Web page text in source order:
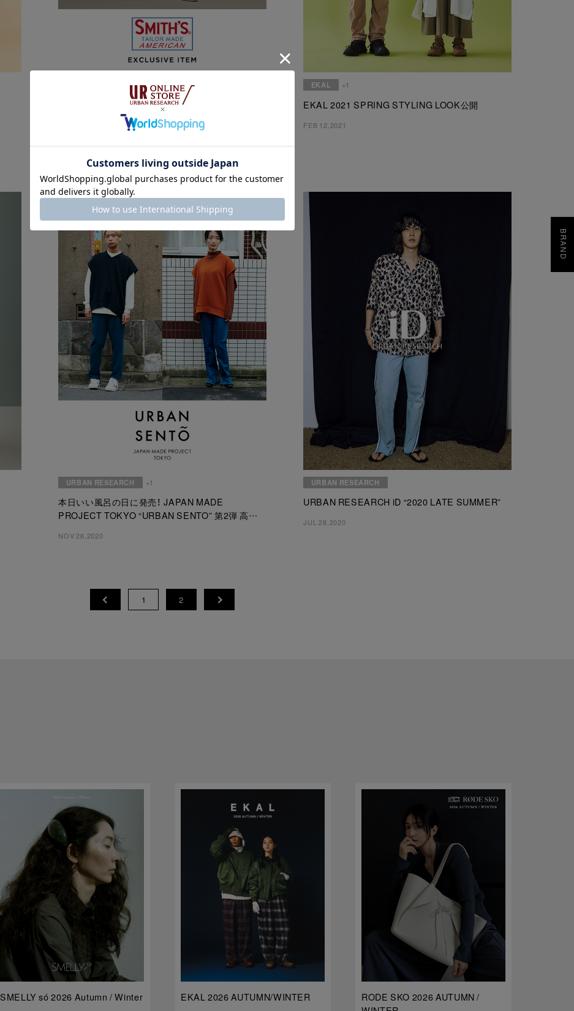
BRAND
URBAN RESEARCH DOORS
注目ブランド「SMITH’S AMERICAN」別注オーバ
ーフレアコート発売
EKAL +1
EKAL 2021 SPRING STYLING LOOK公開
FEB 12,2021
URBAN RESEARCH +1
本日いい風呂の日に発売！ JAPAN MADE
PROJECT TOKYO “URBAN SENTO” 第2弾 高円
プロジェクトメンバーによるコメントを紹介。
NOV 26,2020
URBAN RESEARCH
URBAN RESEARCH iD “2020 LATE SUMMER”
JUL 28,2020
1 2
SMELLY só 2026 Autumn / Winter EKAL 2026 AUTUMN/WINTER
RODE SKO 2026 AUTUMN /